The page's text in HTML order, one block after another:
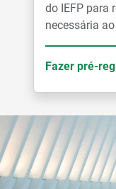
do IEFP para
necessária
Fazer pré-